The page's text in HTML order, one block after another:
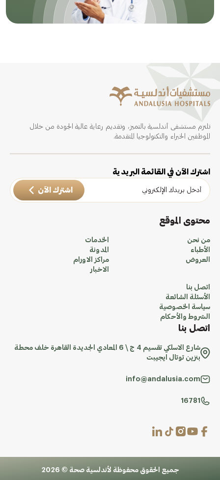
تلتزم مستشفى أندلسية بالتميز، وتقديم رعاية عالية الجودة من خلال
الموظفين الخبراء والتكنولوجيا المتقدمة.
اشترك الآن في القائمة البريدية
اشترك الآن
محتوى الموقع
من نحن
الأطباء
العروض
الخدمات
المدونة
مراكز الاورام
الاخبار
اتصل بنا
الأسئلة الشائعة
سياسة الخصوصية
الشروط والأحكام
اتصل بنا
شارع الاسلكي تقسيم 4 ج \ 6 المعادي الجديدة القاهرة خلف محطة
بنزين توتال ايجيبت
info@andalusia.com
16781
جميع الحقوق محفوظة لأندلسية صحة © 2026